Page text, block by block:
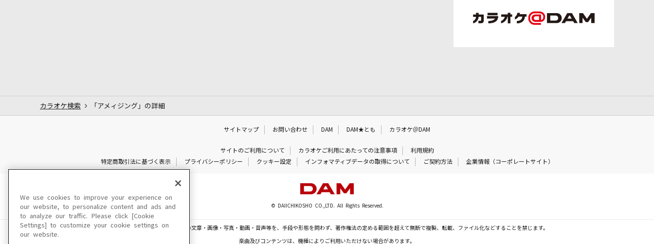
カラオケ検索 「アメィジング」の詳細
サイトマップ お問い合わせ DAM DAM★とも カラオケ＠DAM
サイトのご利用について カラオケご利用にあたっての注意事項
利用規約
特定商取引法に基づく表示
プライバシーポリシー クッキー設定 インフォマティブデータの取得について ご契約方法 企業情報（コーポレートサイト）
© DAIICHIKOSHO CO.,LTD. All Rights Reserved.
このサイトに掲載されている一切の文章・画像・写真・動画・音声等を、手段や形態を問わず、著作権法の定める範囲を超えて無断で複製、転載、ファイル化などすることを禁じます。
楽曲及びコンテンツは、機種によりご利用いただけない場合があります。
We use cookies to improve your experience on
our website, to personalize content and ads and
to analyze our traffic. Please click [Cookie
Settings] to customize your cookie settings on
our website.